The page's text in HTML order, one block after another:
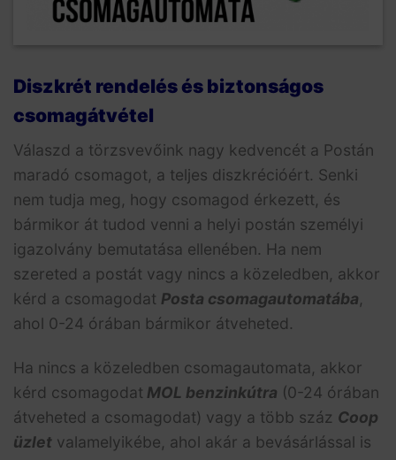
Diszkrét rendelés és biztonságos
csomagátvétel
Válaszd a törzsvevőink nagy kedvencét a Postán
maradó csomagot, a teljes diszkrécióért. Senki
nem tudja meg, hogy csomagod érkezett, és
bármikor át tudod venni a helyi postán személyi
igazolvány bemutatása ellenében. Ha nem
szereted a postát vagy nincs a közeledben, akkor
kérd a csomagodat Posta csomagautomatába,
ahol 0-24 órában bármikor átveheted.
Ha nincs a közeledben csomagautomata, akkor
kérd csomagodat MOL benzinkútra (0-24 órában
átveheted a csomagodat) vagy a több száz Coop
üzlet valamelyikébe, ahol akár a bevásárlással is